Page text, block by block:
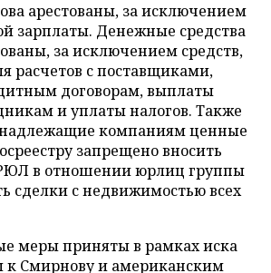
арестованы, за исключением
зарплаты. Денежные средства
за исключением средств,
расчетов с поставщиками,
договорам, выплаты
и уплаты налогов. Также
компаниям ценные
запрещено вносить
в отношении юрлиц группы
сделки с недвижимостью всех
меры приняты в рамках иска
к Смирнову и американским